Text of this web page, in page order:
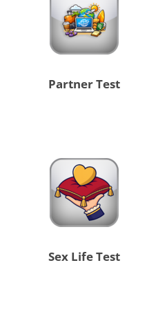
Partner Test
Sex Life Test